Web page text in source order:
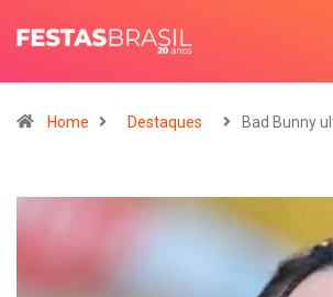
Home Destaques Bad Bunny